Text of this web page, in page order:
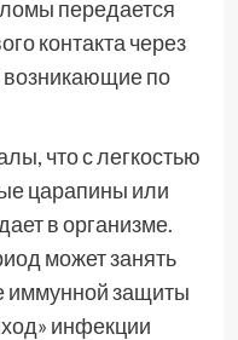
передается
контакта через
возникающие по
что с легкостью
царапины или
в организме.
может занять
иммунной защиты
инфекции